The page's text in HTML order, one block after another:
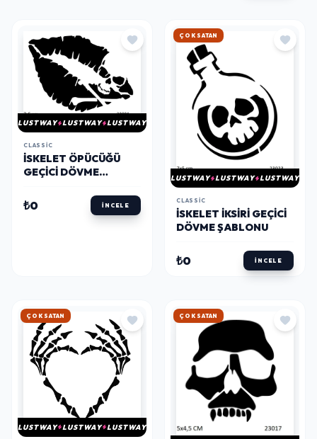
LUSTWAY LUSTWAY LUSTWAY
CLASSIC
İSKELET ÖPÜCÜĞÜ
GEÇICI DÖVME
₺0 İNCELE
HIZLI KARGO
LUSTWAY LUSTWAY LUSTWAY
CLASSIC
İSKELET İKSIRI GEÇICI
DÖVME ŞABLONU
₺0 İNCELE
HIZLI KARGO
LUSTWAY LUSTWAY LUSTWAY
HIZLI KARGO